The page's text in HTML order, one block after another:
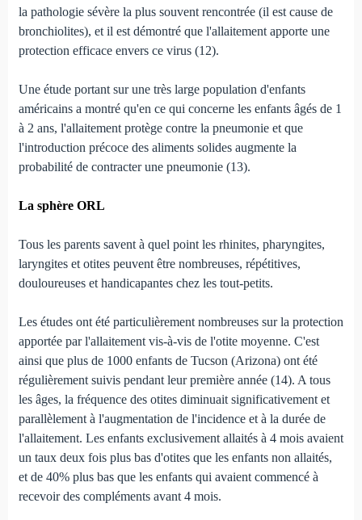
la pathologie sévère la plus souvent rencontrée (il est cause de
bronchiolites), et il est démontré que l'allaitement apporte une
protection efficace envers ce virus (12).
Une étude portant sur une très large population d'enfants
américains a montré qu'en ce qui concerne les enfants âgés de 1
à 2 ans, l'allaitement protège contre la pneumonie et que
l'introduction précoce des aliments solides augmente la
probabilité de contracter une pneumonie (13).
La sphère ORL
Tous les parents savent à quel point les rhinites, pharyngites,
laryngites et otites peuvent être nombreuses, répétitives,
douloureuses et handicapantes chez les tout-petits.
Les études ont été particulièrement nombreuses sur la protection
apportée par l'allaitement vis-à-vis de l'otite moyenne. C'est
ainsi que plus de 1000 enfants de Tucson (Arizona) ont été
régulièrement suivis pendant leur première année (14). A tous
les âges, la fréquence des otites diminuait significativement et
parallèlement à l'augmentation de l'incidence et à la durée de
l'allaitement. Les enfants exclusivement allaités à 4 mois avaient
un taux deux fois plus bas d'otites que les enfants non allaités,
et de 40% plus bas que les enfants qui avaient commencé à
recevoir des compléments avant 4 mois.